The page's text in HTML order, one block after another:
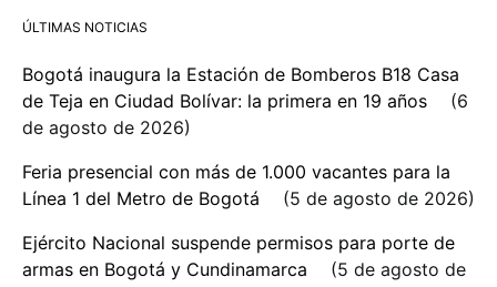
ÚLTIMAS NOTICIAS
Bogotá inaugura la Estación de Bomberos B18 Casa
de Teja en Ciudad Bolívar: la primera en 19 años
6
de agosto de 2026
Feria presencial con más de 1.000 vacantes para la
Línea 1 del Metro de Bogotá
5 de agosto de 2026
Ejército Nacional suspende permisos para porte de
armas en Bogotá y Cundinamarca
5 de agosto de